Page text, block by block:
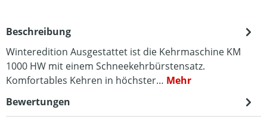
Beschreibung
Winteredition Ausgestattet ist die Kehrmaschine KM
1000 HW mit einem Schneekehrbürstensatz.
Komfortables Kehren in höchster… Mehr
Bewertungen